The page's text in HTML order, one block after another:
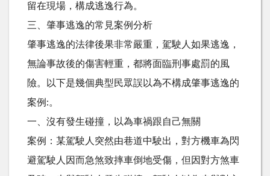
留在現場，構成逃逸行為。
三、肇事逃逸的常見案例分析
肇事逃逸的法律後果非常嚴重，駕駛人如果逃逸，
無論事故後的傷害輕重，都將面臨刑事處罰的風
險。以下是幾個典型民眾誤以為不構成肇事逃逸的
案例:。
一、沒有發生碰撞，以為車禍跟自己無關
案例：某駕駛人突然由巷道中駛出，對方機車為閃
避駕駛人因而急煞致摔車倒地受傷，但因對方煞車